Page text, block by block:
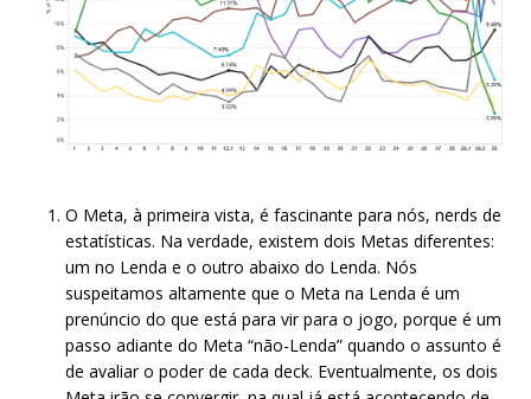
O Meta, à primeira vista, é fascinante para nós, nerds de
estatísticas. Na verdade, existem dois Metas diferentes:
um no Lenda e o outro abaixo do Lenda. Nós
suspeitamos altamente que o Meta na Lenda é um
prenúncio do que está para vir para o jogo, porque é um
passo adiante do Meta “não-Lenda” quando o assunto é
de avaliar o poder de cada deck. Eventualmente, os dois